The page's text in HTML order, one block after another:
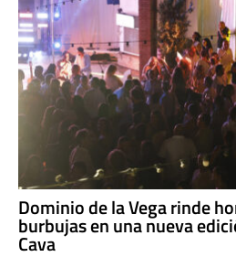
Dominio de la Vega rinde
burbujas en una nueva
Cava